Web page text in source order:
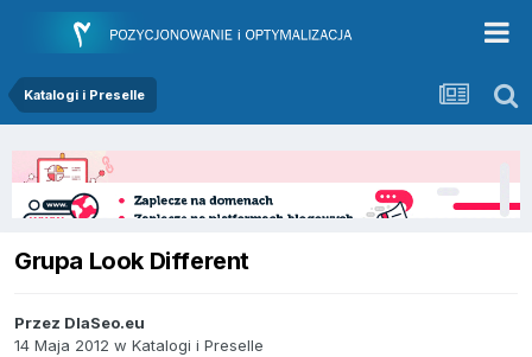
Katalogi i Preselle
Grupa Look Different
Przez DlaSeo.eu
14 Maja 2012 w Katalogi i Preselle